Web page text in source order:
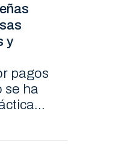
y
pagos
se ha